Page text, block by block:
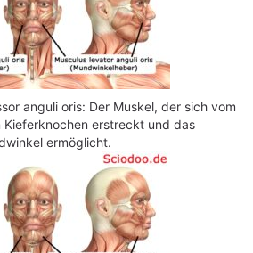
anguli oris: Der Muskel, der sich vom
Kieferknochen erstreckt und das
ermöglicht.